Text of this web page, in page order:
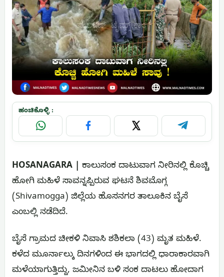
ಹಂಚಿಕೊಳ್ಳಿ :
WhatsApp Facebook X Telegram
HOSANAGARA |
ಕಾಲುಸಂಕ ದಾಟುವಾಗ ನೀರಿನಲ್ಲಿ ಕೊಚ್ಚಿ
ಹೋಗಿ ಮಹಿಳೆ ಸಾವನ್ನಪ್ಪಿರುವ ಘಟನೆ ಶಿವಮೊಗ್ಗ
(Shivamogga) ಜಿಲ್ಲೆಯ ಹೊಸನಗರ ತಾಲೂಕಿನ ಬೈಸೆ
ಎಂಬಲ್ಲಿ ನಡೆದಿದೆ.
ಬೈಸೆ ಗ್ರಾಮದ ಚೀಕಳಿ ನಿವಾಸಿ ಶಶಿಕಲಾ (43) ಮೃತ ಮಹಿಳೆ.
ಕಳೆದ ಮೂರ್ನಾಲ್ಕು ದಿನಗಳಿಂದ ಈ ಭಾಗದಲ್ಲಿ ಧಾರಾಕಾರವಾಗಿ
ಮಳೆಯಾಗುತ್ತಿದ್ದು, ಜಮೀನಿನ ಬಳಿ ಸಂಕ ದಾಟಲು ಹೋದಾಗ